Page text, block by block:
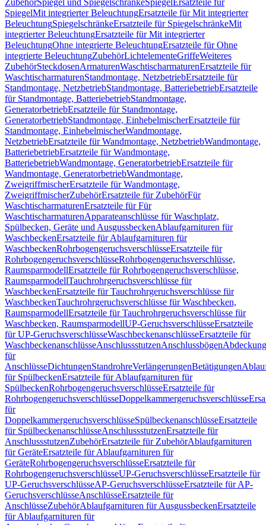
ZubehörSpiegel und SpiegelschränkeSpiegel Ersatzteile für
SpiegelMit integrierter BeleuchtungErsatzteile für Mit integrierter
BeleuchtungSpiegelschränkeErsatzteile für SpiegelschränkeMit
integrierter BeleuchtungErsatzteile für Mit integrierter
BeleuchtungOhne integrierte BeleuchtungErsatzteile für Ohne
integrierte BeleuchtungZubehörLichtelementeGriffeWeiteres
ZubehörSteckdosenArmaturenWaschtischarmaturenErsatzteile für
WaschtischarmaturenStandmontage, NetzbetriebErsatzteile für
Standmontage, NetzbetriebStandmontage, BatteriebetriebErsatzteile
für Standmontage, BatteriebetriebStandmontage,
GeneratorbetriebErsatzteile für Standmontage,
GeneratorbetriebStandmontage, EinhebelmischerErsatzteile für
Standmontage, EinhebelmischerWandmontage,
NetzbetriebErsatzteile für Wandmontage, NetzbetriebWandmontage,
BatteriebetriebErsatzteile für Wandmontage,
BatteriebetriebWandmontage, GeneratorbetriebErsatzteile für
Wandmontage, GeneratorbetriebWandmontage,
ZweigriffmischerErsatzteile für Wandmontage,
ZweigriffmischerZubehörErsatzteile für ZubehörFür
WaschtischarmaturenErsatzteile für Für
WaschtischarmaturenApparateanschlüsse für Waschplatz,
Spülbecken, Geräte und AusgussbeckenAblaufgarnituren für
WaschbeckenErsatzteile für Ablaufgarnituren für
WaschbeckenRohrbogengeruchsverschlüsseErsatzteile für
RohrbogengeruchsverschlüsseRohrbogengeruchsverschlüsse,
RaumsparmodellErsatzteile für Rohrbogengeruchsverschlüsse,
RaumsparmodellTauchrohrgeruchsverschlüsse für
WaschbeckenErsatzteile für Tauchrohrgeruchsverschlüsse für
WaschbeckenTauchrohrgeruchsverschlüsse für Waschbecken,
RaumsparmodellErsatzteile für Tauchrohrgeruchsverschlüsse für
Waschbecken, RaumsparmodellUP-GeruchsverschlüsseErsatzteile
für UP-GeruchsverschlüsseWaschbeckenanschlüsseErsatzteile für
WaschbeckenanschlüsseAnschlussstutzenAnschlussbögen
für
AnschlüsseDichtungenStandrohreVerlängerungenBetätigungen
für SpülbeckenErsatzteile für Ablaufgarnituren für
SpülbeckenRohrbogengeruchsverschlüsseErsatzteile für
RohrbogengeruchsverschlüsseDoppelkammergeruchsverschlüsse
für
DoppelkammergeruchsverschlüsseSpülbeckenanschlüsseErsatzteile
für SpülbeckenanschlüsseAnschlussstutzenErsatzteile für
AnschlussstutzenZubehörErsatzteile für ZubehörAblaufgarnituren
für GeräteErsatzteile für Ablaufgarnituren für
GeräteRohrbogengeruchsverschlüsseErsatzteile für
RohrbogengeruchsverschlüsseUP-GeruchsverschlüsseErsatzteile für
UP-GeruchsverschlüsseAP-GeruchsverschlüsseErsatzteile für AP-
GeruchsverschlüsseAnschlüsseErsatzteile für
AnschlüsseZubehörAblaufgarnituren für AusgussbeckenErsatzteile
für Ablaufgarnituren für